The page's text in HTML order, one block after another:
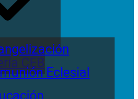
CEB
Eclesial